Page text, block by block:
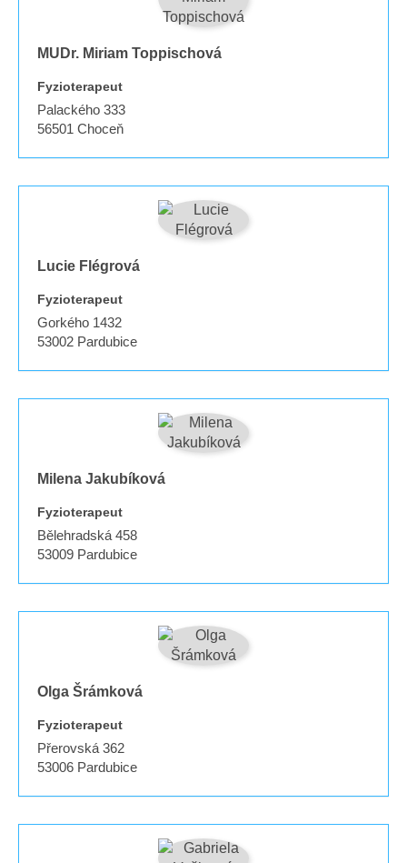
MUDr. Miriam Toppischová
Fyzioterapeut
Palackého 333
56501 Choceň
Lucie Flégrová
Fyzioterapeut
Gorkého 1432
53002 Pardubice
Milena Jakubíková
Fyzioterapeut
Bělehradská 458
53009 Pardubice
Olga Šrámková
Fyzioterapeut
Přerovská 362
53006 Pardubice